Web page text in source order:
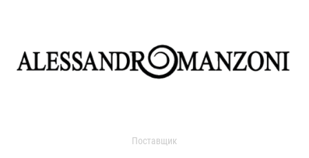
Поставщик